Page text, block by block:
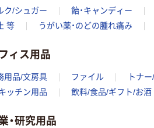
ク/シュガー 飴・キャンディー
等
うがい薬・のどの腫れ痛み
ィス用品
用品/文房具 ファイル トナ
ッチン用品
飲料/食品/ギフト/お酒
・研究用品